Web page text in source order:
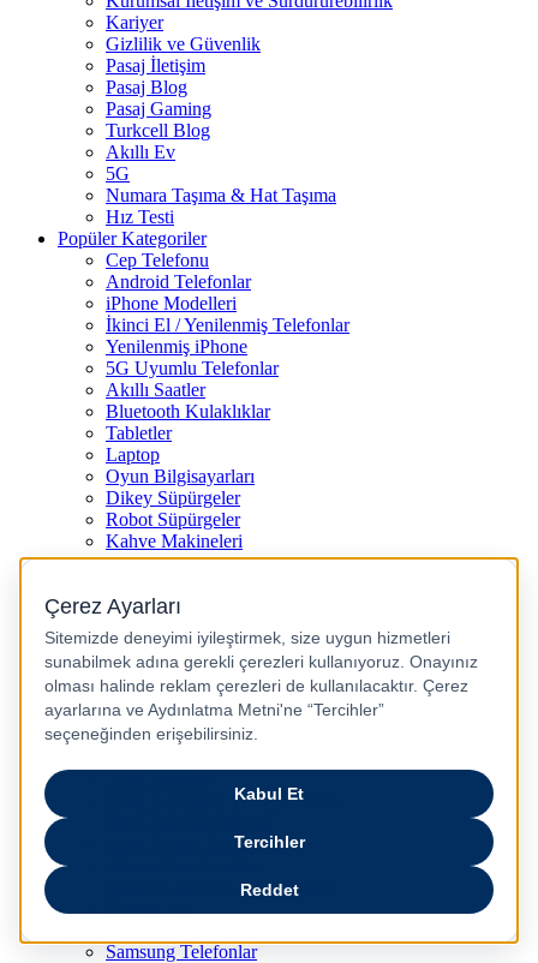
Kariyer
Gizlilik ve Güvenlik
Pasaj İletişim
Pasaj Blog
Pasaj Gaming
Turkcell Blog
Akıllı Ev
5G
Numara Taşıma & Hat Taşıma
Hız Testi
Popüler Kategoriler
Cep Telefonu
Android Telefonlar
iPhone Modelleri
İkinci El / Yenilenmiş Telefonlar
Yenilenmiş iPhone
5G Uyumlu Telefonlar
Akıllı Saatler
Bluetooth Kulaklıklar
Tabletler
Laptop
Oyun Bilgisayarları
Dikey Süpürgeler
Robot Süpürgeler
Kahve Makineleri
Televizyon
Kulaklıklar
Çocuk Akıllı Saat
Kulakiçi Kulaklık
Kettle
Saç Düzleştirici
Airpods
Yardım
Ürün Güvenliği Temas Noktası
Pasaj Sipariş Sorgulama
Televizyon (TV) Karşılaştırma
Samsung Telefonlar